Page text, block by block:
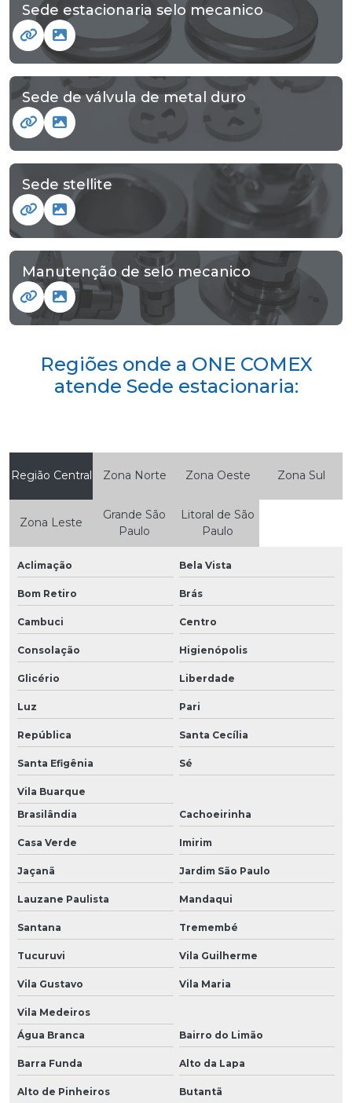
Sede estacionaria selo mecanico
Sede de válvula de metal duro
Sede stellite
Manutenção de selo mecanico
Regiões onde a ONE COMEX
atende Sede estacionaria:
Região Central Zona Norte Zona Oeste Zona Sul
Zona Leste
Grande São
Paulo
Litoral de São
Paulo
Aclimação Bela Vista
Bom Retiro Brás
Cambuci Centro
Consolação Higienópolis
Glicério Liberdade
Luz Pari
República Santa Cecília
Santa Efigênia Sé
Vila Buarque
Brasilândia
Cachoeirinha
Casa Verde Imirim
Jaçanã Jardim São Paulo
Lauzane Paulista Mandaqui
Santana Tremembé
Tucuruvi Vila Guilherme
Vila Gustavo Vila Maria
Vila Medeiros
Água Branca
Bairro do Limão
Barra Funda Alto da Lapa
Alto de Pinheiros Butantã